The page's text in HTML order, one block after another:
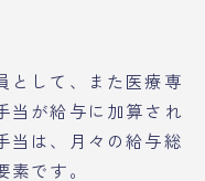
として、また医療専
当が給与に加算され
当は、月々の給与総
です。